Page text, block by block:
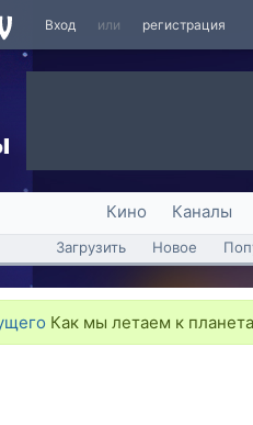
Вход или регистрация
Кино Каналы
Загрузить Новое
Как мы летаем к